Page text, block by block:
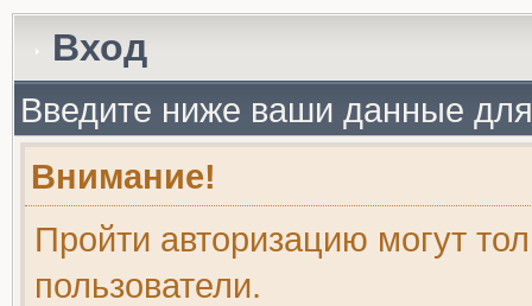
Вход
Введите ниже ваши данные
Внимание!
Пройти авторизацию могут
пользователи.